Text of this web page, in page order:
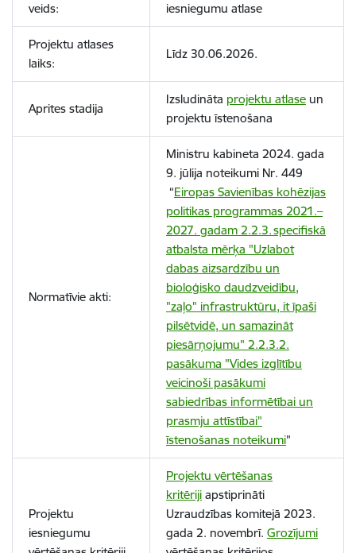
veids:
iesniegumu atlase
Projektu atlases
laiks:
Līdz 30.06.2026.
Aprites stadija
Izsludināta projektu atlase un
projektu īstenošana
Normatīvie akti:
Ministru kabineta 2024. gada
9. jūlija noteikumi Nr. 449
“Eiropas Savienības kohēzijas
politikas programmas 2021.–
2027. gadam 2.2.3. specifiskā
atbalsta mērķa "Uzlabot
dabas aizsardzību un
bioloģisko daudzveidību,
"zaļo" infrastruktūru, it īpaši
pilsētvidē, un samazināt
piesārņojumu" 2.2.3.2.
pasākuma "Vides izglītību
veicinoši pasākumi
sabiedrības informētībai un
prasmju attīstībai"
īstenošanas noteikumi”
Projektu
iesniegumu
Projektu vērtēšanas
kritēriji apstiprināti
Uzraudzības komitejā 2023.
gada 2. novembrī. Grozījumi